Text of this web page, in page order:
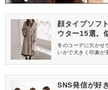
顔タイプソフ
ウター15選。
冬のコーデに欠かせ
いかで大きく印象が
ガントの人に似合う
SNS発信が好